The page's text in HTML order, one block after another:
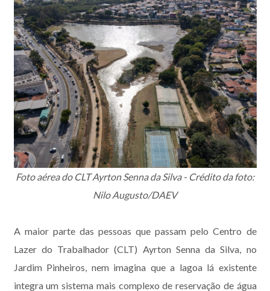
Foto aérea do CLT Ayrton Senna da Silva - Crédito da foto:
Nilo Augusto/DAEV
A maior parte das pessoas que passam pelo Centro de
Lazer do Trabalhador (CLT) Ayrton Senna da Silva, no
Jardim Pinheiros, nem imagina que a lagoa lá existente
integra um sistema mais complexo de reservação de água